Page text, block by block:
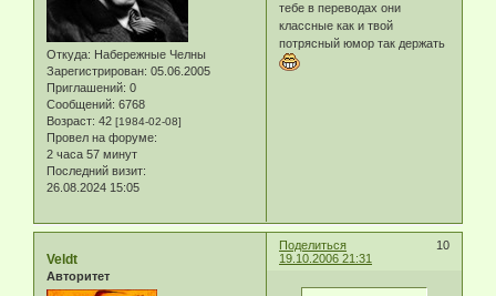
Откуда: Набережные Челны
Зарегистрирован: 05.06.2005
Приглашений: 0
Сообщений: 6768
Возраст: 42 [1984-02-08]
Провел на форуме:
2 часа 57 минут
Последний визит:
26.08.2024 15:05
тебе в переводах они
классные как и твой
потрясный юмор так держать
Поделиться
10
19.10.2006 21:31
Veldt
Авторитет